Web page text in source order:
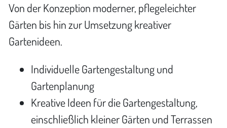
Von der Konzeption moderner, pflegeleichter
Gärten bis hin zur Umsetzung kreativer
Gartenideen.
Individuelle Gartengestaltung und
Gartenplanung
Kreative Ideen für die Gartengestaltung,
einschließlich kleiner Gärten und Terrassen